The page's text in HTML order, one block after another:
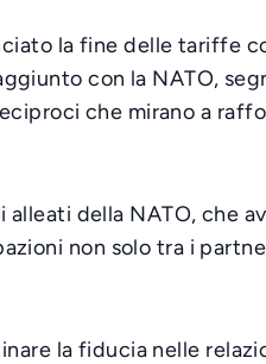
la fine delle tariffe
con la NATO,
che mirano a
alleati della NATO, che
non solo tra i
la fiducia nelle